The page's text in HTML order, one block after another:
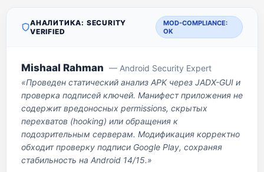
АНАЛИТИКА: SECURITY
VERIFIED
MOD-COMPLIANCE:
OK
Mishaal Rahman — Android Security Expert
«Проведен статический анализ APK через JADX-GUI и
проверка подписей ключей. Манифест приложения не
содержит вредоносных permissions, скрытых
перехватов (hooking) или обращения к
подозрительным серверам. Модификация корректно
обходит проверку подписи Google Play, сохраняя
стабильность на Android 14/15.»